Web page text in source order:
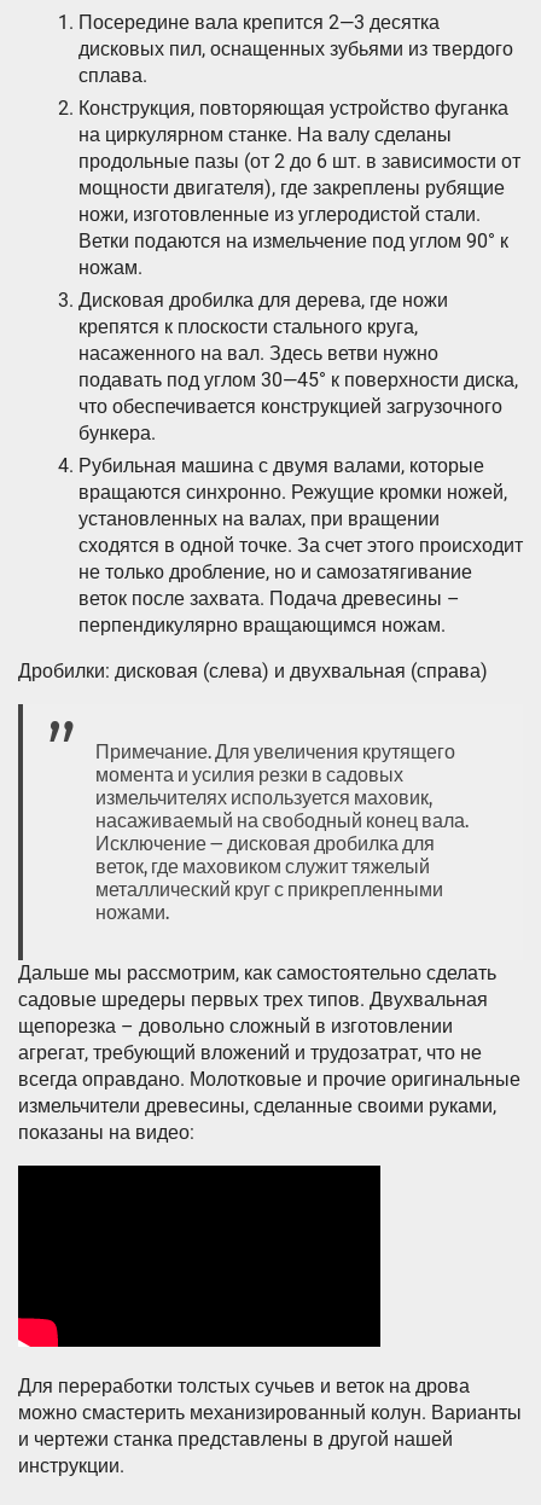
Посередине вала крепится 2—3 десятка
дисковых пил, оснащенных зубьями из твердого
сплава.
Конструкция, повторяющая устройство фуганка
на циркулярном станке. На валу сделаны
продольные пазы (от 2 до 6 шт. в зависимости от
мощности двигателя), где закреплены рубящие
ножи, изготовленные из углеродистой стали.
Ветки подаются на измельчение под углом 90° к
ножам.
Дисковая дробилка для дерева, где ножи
крепятся к плоскости стального круга,
насаженного на вал. Здесь ветви нужно
подавать под углом 30—45° к поверхности диска,
что обеспечивается конструкцией загрузочного
бункера.
Рубильная машина с двумя валами, которые
вращаются синхронно. Режущие кромки ножей,
установленных на валах, при вращении
сходятся в одной точке. За счет этого происходит
не только дробление, но и самозатягивание
веток после захвата. Подача древесины –
перпендикулярно вращающимся ножам.
Дробилки: дисковая (слева) и двухвальная (справа)
Примечание. Для увеличения крутящего
момента и усилия резки в садовых
измельчителях используется маховик,
насаживаемый на свободный конец вала.
Исключение — дисковая дробилка для
веток, где маховиком служит тяжелый
металлический круг с прикрепленными
ножами.
Дальше мы рассмотрим, как самостоятельно сделать
садовые шредеры первых трех типов. Двухвальная
щепорезка – довольно сложный в изготовлении
агрегат, требующий вложений и трудозатрат, что не
всегда оправдано. Молотковые и прочие оригинальные
измельчители древесины, сделанные своими руками,
показаны на видео:
Для переработки толстых сучьев и веток на дрова
можно смастерить механизированный колун. Варианты
и чертежи станка представлены в другой нашей
инструкции.